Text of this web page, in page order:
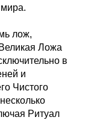
лож,
Ложа
в
и
Чистого
Ритуал